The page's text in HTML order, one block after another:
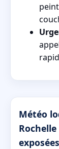
Météo